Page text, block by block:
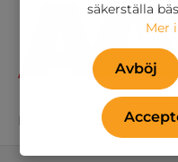
Eller via vårt
säkerställa
Mer
Avböj